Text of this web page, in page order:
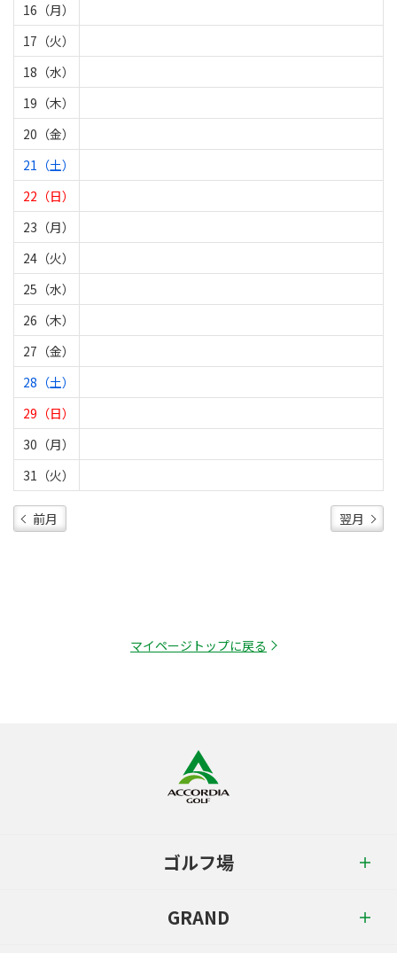
16（月）
17（火）
18（水）
19（木）
20（金）
21（土）
22（日）
23（月）
24（火）
25（水）
26（木）
27（金）
28（土）
29（日）
30（月）
31（火）
前月 翌月
マイページトップに戻る
ゴルフ場
GRAND